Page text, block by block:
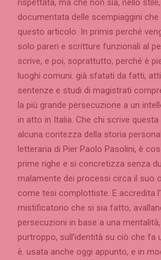
documentata delle scempiaggini che
questo articolo. In primis perché
solo pareri e scritture funzionali al
scrive, e poi, soprattutto, perché è
luoghi comuni. già sfatati da fatti,
sentenze e studi di magistrati
la più grande persecuzione a un
in atto in Italia. Che chi scrive
alcuna contezza della storia
letteraria di Pier Paolo Pasolini, è
prime righe e si concretizza senza
malamente dei processi circa il suo
come tesi complottiste. E accredita
mistificatorio che si sia fatto,
persecuzioni in base a una
purtroppo, sull’identità su ciò che fa
è. usata anche oggi appunto, e in